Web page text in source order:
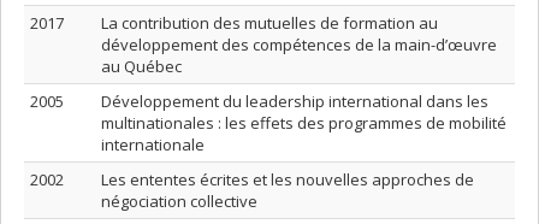
2017
La contribution des mutuelles de formation au
développement des compétences de la main-d’œuvre
au Québec
2005
Développement du leadership international dans les
multinationales : les effets des programmes de mobilité
internationale
2002
Les ententes écrites et les nouvelles approches de
négociation collective